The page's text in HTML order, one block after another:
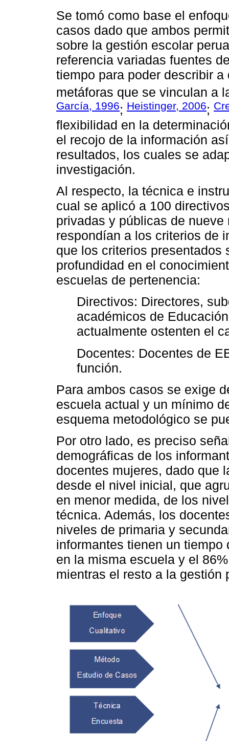
Se tomó como base el
casos dado que ambos
sobre la gestión escolar
referencia variadas fuentes
tiempo para poder describir
metáforas que se vinculan a
García, 1996; Heistinger, 2006;
flexibilidad en la
el recojo de la información
resultados, los cuales se
investigación.
Al respecto, la técnica e
cual se aplicó a 100
privadas y públicas de
respondían a los criterios de
que los criterios presentados
profundidad en el
escuelas de pertenencia:
Directivos: Directores,
académicos de
actualmente ostenten el
Docentes: Docentes de
función.
Para ambos casos se exige
escuela actual y un mínimo
esquema metodológico se
Por otro lado, es preciso
demográficas de los
docentes mujeres, dado que
desde el nivel inicial, que
en menor medida, de los
técnica. Además, los
niveles de primaria y
informantes tienen un
en la misma escuela y el
mientras el resto a la gestión